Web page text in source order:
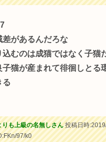
差があるんだろな
込むのは成猫ではなく子猫
子猫が産まれて徘徊しとる
る
りも上級の名無しさん投稿日時
97/k0